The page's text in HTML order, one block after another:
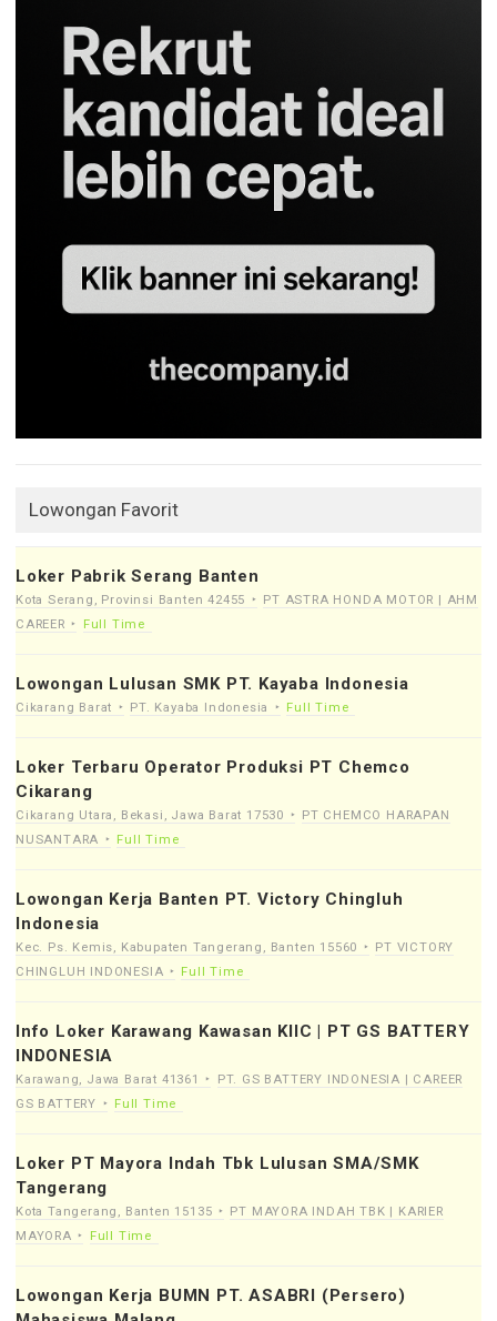
Lowongan Favorit
Loker Pabrik Serang Banten
Kota Serang, Provinsi Banten 42455
PT ASTRA HONDA MOTOR | AHM
CAREER
Full Time
Lowongan Lulusan SMK PT. Kayaba Indonesia
Cikarang Barat PT. Kayaba Indonesia Full Time
Loker Terbaru Operator Produksi PT Chemco
Cikarang
Cikarang Utara, Bekasi, Jawa Barat 17530
PT CHEMCO HARAPAN
NUSANTARA
Full Time
Lowongan Kerja Banten PT. Victory Chingluh
Indonesia
Kec. Ps. Kemis, Kabupaten Tangerang, Banten 15560
PT VICTORY
CHINGLUH INDONESIA
Full Time
Info Loker Karawang Kawasan KIIC | PT GS BATTERY
INDONESIA
Karawang, Jawa Barat 41361
PT. GS BATTERY INDONESIA | CAREER
GS BATTERY
Full Time
Loker PT Mayora Indah Tbk Lulusan SMA/SMK
Tangerang
Kota Tangerang, Banten 15135
PT MAYORA INDAH TBK | KARIER
MAYORA
Full Time
Lowongan Kerja BUMN PT. ASABRI (Persero)